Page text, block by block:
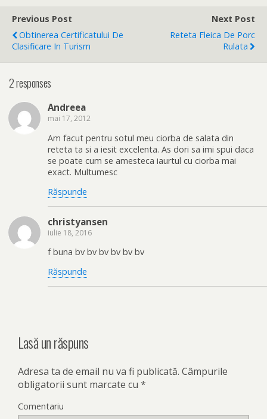
Previous Post
Obtinerea Certificatului De
Clasificare In Turism
Next Post
Reteta Fleica De Porc
Rulata
2 responses
Andreea
mai 17, 2012
Am facut pentru sotul meu ciorba de salata din
reteta ta si a iesit excelenta. As dori sa imi spui daca
se poate cum se amesteca iaurtul cu ciorba mai
exact. Multumesc
Răspunde
christyansen
iulie 18, 2016
f buna bv bv bv bv bv bv
Răspunde
Lasă un răspuns
Adresa ta de email nu va fi publicată. Câmpurile
obligatorii sunt marcate cu *
Comentariu